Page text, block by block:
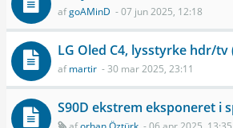
afgoAMinD - 07 jun 2025, 12:18
LG Oled C4, lysstyrke hdr/
afmartir - 30 mar 2025, 23:11
S90D ekstrem eksponeret i